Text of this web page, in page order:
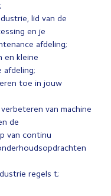
lid van de
en je
afdeling;
en kleine
afdeling;
toe in jouw
van machine
de
van continu
regels t;